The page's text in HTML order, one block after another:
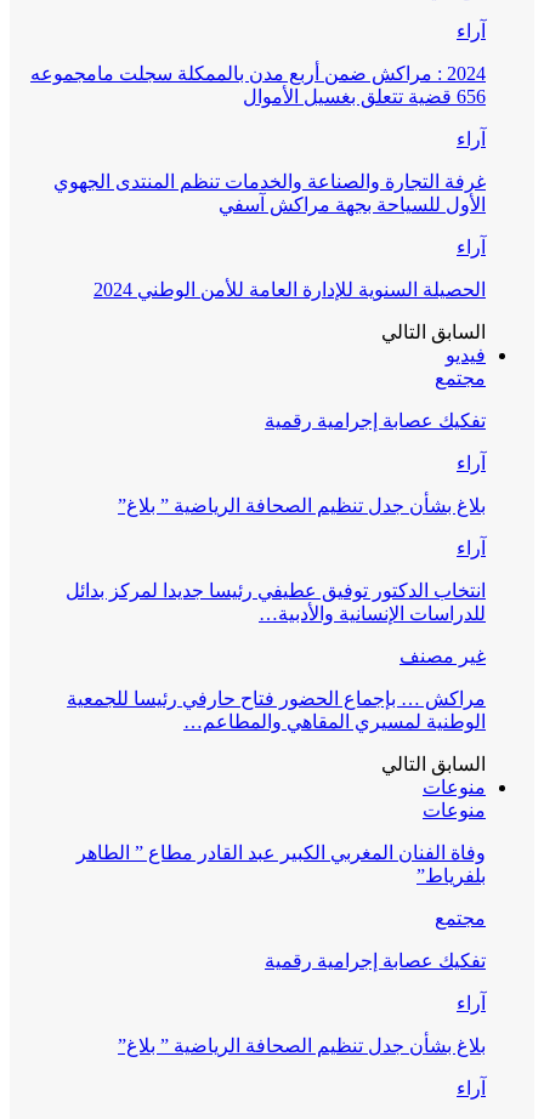
آراء
2024 : مراكش ضمن أربع مدن بالممكلة سجلت مامجموعه
656 قضية تتعلق بغسيل الأموال
آراء
غرفة التجارة والصناعة والخدمات تنظم المنتدى الجهوي
الأول للسياحة بجهة مراكش آسفي
آراء
الحصيلة السنوية للإدارة العامة للأمن الوطني 2024
السابق التالي
فيديو
مجتمع
تفكيك عصابة إجرامية رقمية
آراء
بلاغ بشأن جدل تنظيم الصحافة الرياضية ” بلاغ”
آراء
انتخاب الدكتور توفيق عطيفي رئيسا جديدا لمركز بدائل
للدراسات الإنسانية والأدبية…
غير مصنف
مراكش … بإجماع الحضور فتاح حارفي رئيسا للجمعية
الوطنية لمسيري المقاهي والمطاعم…
السابق التالي
منوعات
منوعات
وفاة الفنان المغربي الكبير عبد القادر مطاع ” الطاهر
بلفرياط”
مجتمع
تفكيك عصابة إجرامية رقمية
آراء
بلاغ بشأن جدل تنظيم الصحافة الرياضية ” بلاغ”
آراء